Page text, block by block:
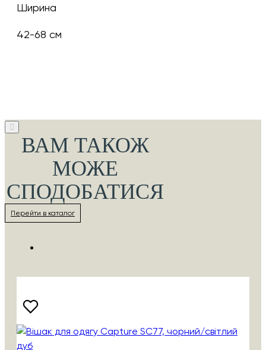
Ширина
42-68 см
ВАМ ТАКОЖ
МОЖЕ
СПОДОБАТИСЯ
Перейти в каталог